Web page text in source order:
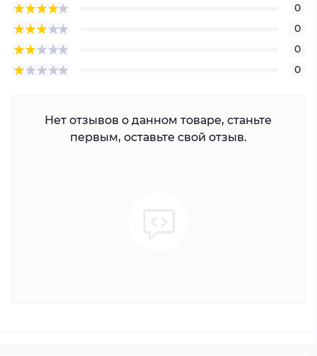
0
0
0
0
Нет отзывов о данном товаре, станьте
первым, оставьте свой отзыв.